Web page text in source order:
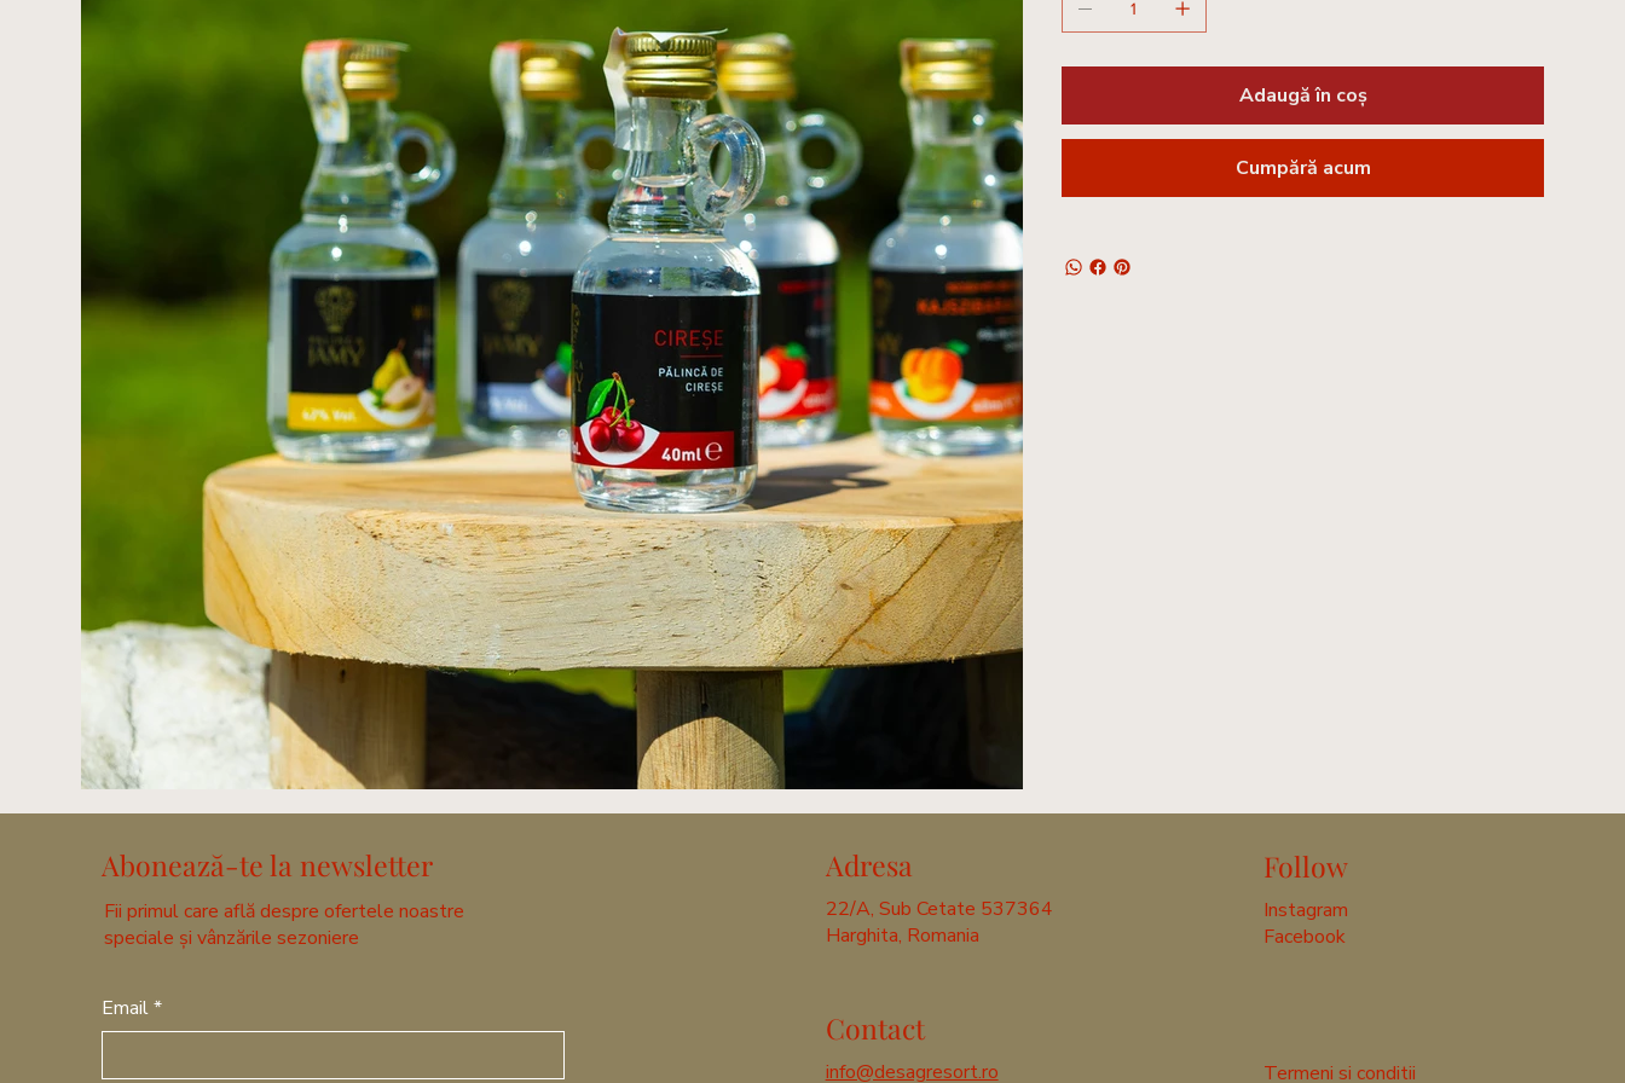
Adaugă în coș
Cumpără acum
Abonează-te la newsletter
Fii primul care află despre ofertele noastre
speciale și vânzările sezoniere
Email*
Adresa
22/A, Sub Cetate 537364
Harghita, Romania
Contact
info@desagresort.ro
Follow
Instagram
Facebook
Termeni si conditii